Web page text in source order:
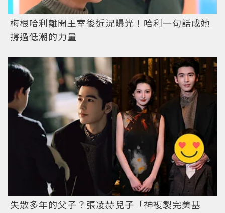
梅根哈利離開王室後近況曝光！哈利一句話成她
撐過低潮的力量
失散多年的父子？張凌赫兒子「神複製完美基